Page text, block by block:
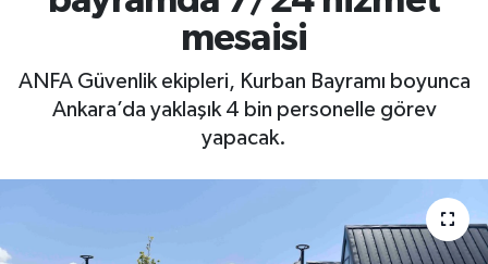
mesaisi
ANFA Güvenlik ekipleri, Kurban Bayramı boyunca
Ankara’da yaklaşık 4 bin personelle görev
yapacak.